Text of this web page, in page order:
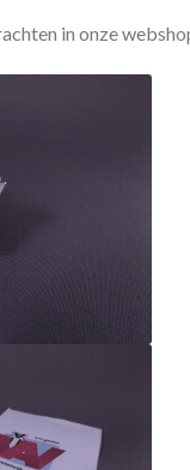
in onze